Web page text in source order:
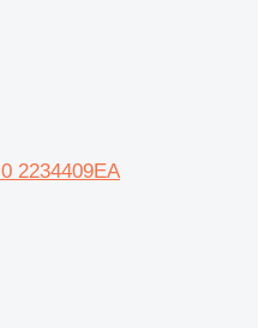
2234409EA